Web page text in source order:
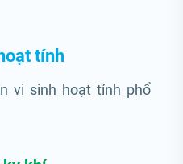
tính
vi sinh hoạt tính phổ